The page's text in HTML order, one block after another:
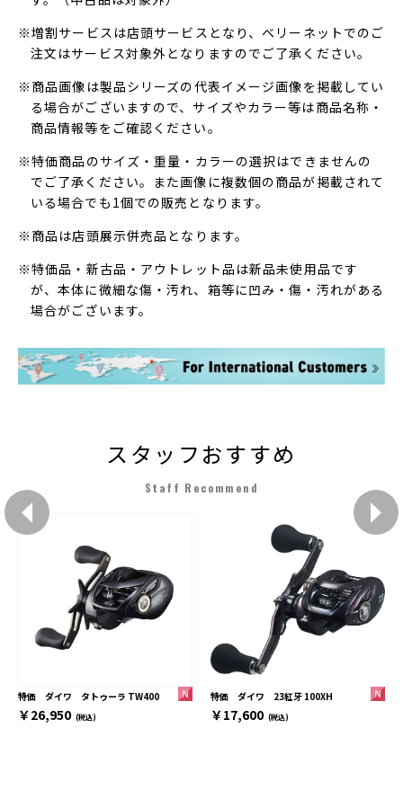
※増割サービスは店頭サービスとなり、ベリーネットでのご
注文はサービス対象外となりますのでご了承ください。
※商品画像は製品シリーズの代表イメージ画像を掲載してい
る場合がございますので、サイズやカラー等は商品名称・
商品情報等をご確認ください。
※特価商品のサイズ・重量・カラーの選択はできませんの
でご了承ください。また画像に複数個の商品が掲載されて
いる場合でも1個での販売となります。
※商品は店頭展示併売品となります。
※特価品・新古品・アウトレット品は新品未使用品です
が、本体に微細な傷・汚れ、箱等に凹み・傷・汚れがある
場合がございます。
スタッフおすすめ
Staff Recommend
特価 ダイワ タトゥーラ TW400
￥26,950 (税込)
特価 ダイワ 23紅牙 100XH
￥17,600 (税込)